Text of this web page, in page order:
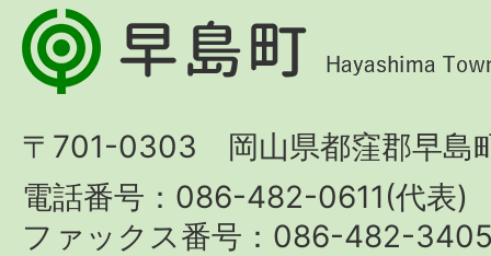
早
島
Hayashima
Town
〒701-0303 岡山県都窪郡早島
電話番号：086-482-0611(代表)
ファックス番号：086-482-